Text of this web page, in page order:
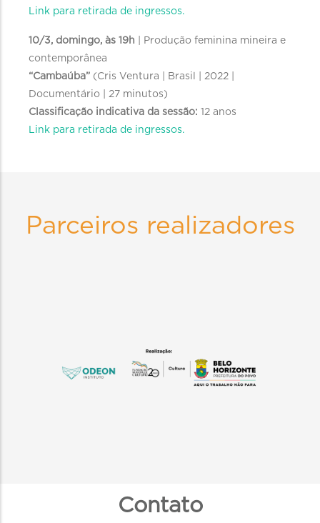
Link para retirada de ingressos.
10/3, domingo, às 19h | Produção feminina mineira e
contemporânea
“Cambaúba” (Cris Ventura | Brasil | 2022 |
Documentário | 27 minutos)
Classificação indicativa da sessão: 12 anos
Link para retirada de ingressos.
Parceiros realizadores
Contato